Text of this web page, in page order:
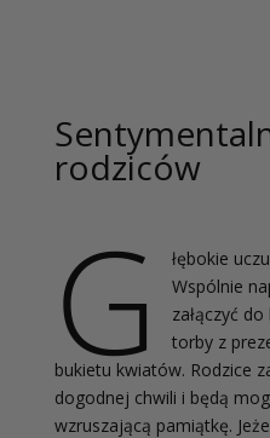
rodziców
G
łębokie
Wspólnie
załączyć
torby z
bukietu kwiatów. Rodzice
dogodnej chwili i będą
wzruszającą pamiątkę.